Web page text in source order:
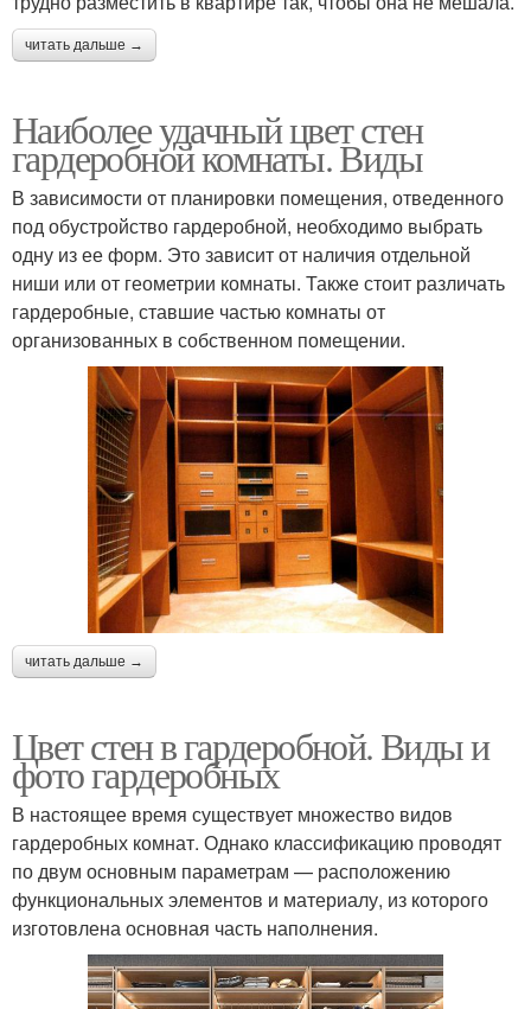
читать дальше →
Наиболее удачный цвет стен
гардеробной комнаты. Виды
В зависимости от планировки помещения, отведенного
под обустройство гардеробной, необходимо выбрать
одну из ее форм. Это зависит от наличия отдельной
ниши или от геометрии комнаты. Также стоит различать
гардеробные, ставшие частью комнаты от
организованных в собственном помещении.
читать дальше →
Цвет стен в гардеробной. Виды и
фото гардеробных
В настоящее время существует множество видов
гардеробных комнат. Однако классификацию проводят
по двум основным параметрам — расположению
функциональных элементов и материалу, из которого
изготовлена основная часть наполнения.